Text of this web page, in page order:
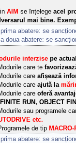
AIM se înțelege acel
mai bine.
prima abatere: se
a doua abatere: se
interzise pe
care te
care afișează
care ajută la
care oferă
RUN, OBJECT
sau programele
etc.
de tip
prima abatere: se